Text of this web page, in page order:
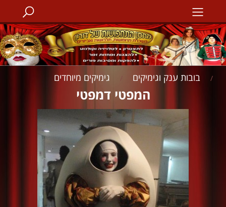
/ בובות ענק וגימיקים / גימיקים מיוחדים
המפטי דמפטי